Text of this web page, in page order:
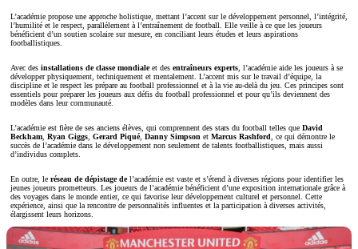
L’académie propose une approche holistique, mettant l’accent sur le développement personnel, l’intégrité,
l’humilité et le respect, parallèlement à l’entraînement de football. Elle veille à ce que les joueurs
bénéficient d’un soutien scolaire sur mesure, en conciliant leurs études et leurs aspirations
footballistiques.
Avec des installations de classe mondialeet des entraîneurs experts , l’académie aide les joueurs à se
développer physiquement, techniquement et mentalement. L’accent mis sur le travail d’équipe, la
discipline et le respect les prépare au football professionnel et à la vie au-delà du jeu. Ces principes sont
essentiels pour préparer les joueurs aux défis du football professionnel et pour qu’ils deviennent des
modèles dans leur communauté.
L’académie est fière de ses anciens élèves, qui comprennent des stars du football telles que David
Beckham Ryan Giggs Gerard Piqué, Danny Simpson et Marcus Rashford , ce qui démontre le
succès de l’académie dans le développement non seulement de talents footballistiques, mais aussi
d’individus complets.
En outre, le réseau de dépistage del’académie est vaste et s’étend à diverses régions pour identifier les
jeunes joueurs prometteurs. Les joueurs de l’académie bénéficient d’une exposition internationale grâce à
des voyages dans le monde entier, ce qui favorise leur développement culturel et personnel. Cette
expérience, ainsi que la rencontre de personnalités influentes et la participation à diverses activités,
élargissent leurs horizons.